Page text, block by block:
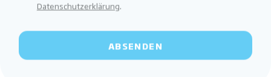
Datenschutzerklärung